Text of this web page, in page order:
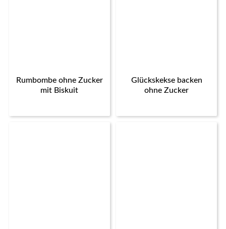
Rumbombe ohne Zucker
mit Biskuit
Glückskekse backen
ohne Zucker